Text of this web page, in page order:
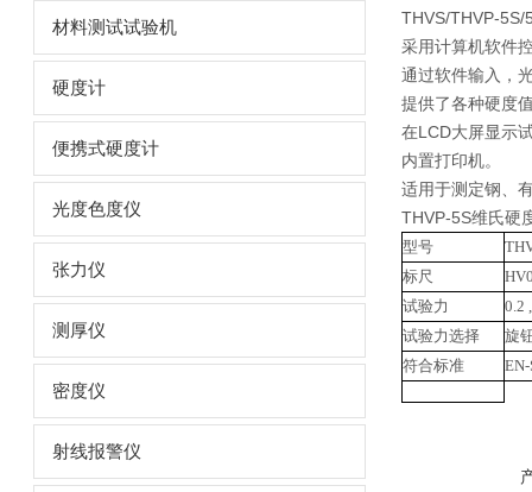
材料测试试验机
硬度计
便携式硬度计
光度色度仪
张力仪
测厚仪
密度仪
射线报警仪
THVS/THVP-5S/
采用计算机软件
通过软件输入，
提供了各种硬度
在LCD大屏显示
内置打印机。
适用于测定钢、
THVP-5S维氏硬
型号
标尺
试验力
0.2
试验力选择
旋
符合标准